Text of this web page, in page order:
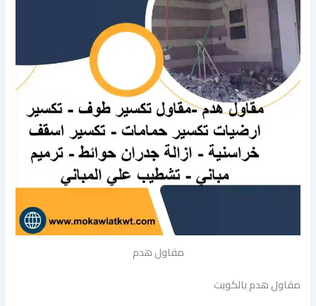
مقاول هدم
مقاول هدم بالكويت